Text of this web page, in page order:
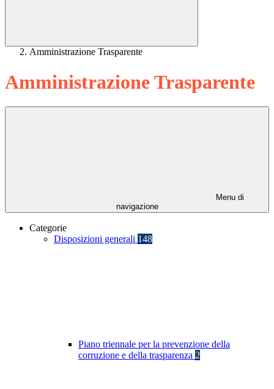
Amministrazione Trasparente
Amministrazione Trasparente
Menu di
navigazione
Categorie
Disposizioni generali 148
Piano triennale per la prevenzione della
corruzione e della trasparenza 2